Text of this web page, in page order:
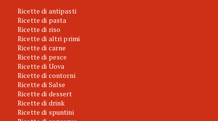
Ricette di antipasti
Ricette di pasta
Ricette di riso
Ricette di altri primi
Ricette di carne
Ricette di pesce
Ricette di Uova
Ricette di contorni
Ricette di Salse
Ricette di dessert
Ricette di drink
Ricette di spuntini